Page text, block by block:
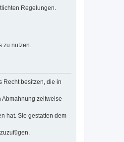
Regelungen.
zu nutzen.
Recht besitzen, die in
zeitweise
hat. Sie gestatten dem